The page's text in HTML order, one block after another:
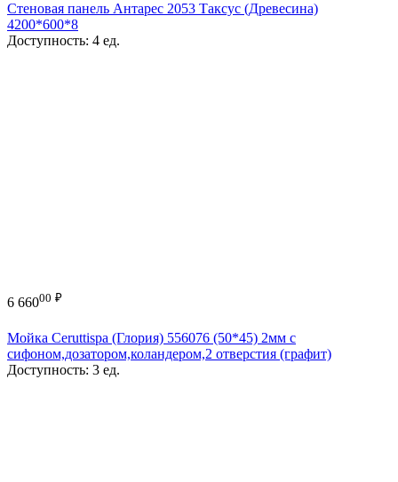
Стеновая панель Антарес 2053 Таксус (Древесина)
4200*600*8
Доступность: 4 ед.
6 66000 ₽
Мойка Ceruttispa (Глория) 556076 (50*45) 2мм с
сифоном,дозатором,коландером,2 отверстия (графит)
Доступность: 3 ед.